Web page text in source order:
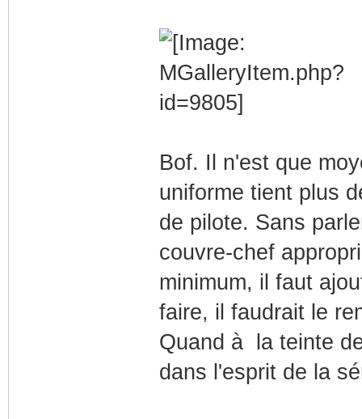
Bof. Il n'est que
uniforme tient plus
de pilote. Sans
couvre-chef
minimum, il faut
faire, il faudrait le
Quand à la teinte
dans l'esprit de la